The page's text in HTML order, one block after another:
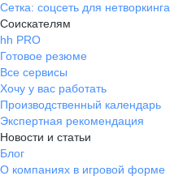
Сетка: соцсеть для нетворкинга
Соискателям
hh PRO
Готовое резюме
Все сервисы
Хочу у вас работать
Производственный календарь
Экспертная рекомендация
Новости и статьи
Блог
О компаниях в игровой форме